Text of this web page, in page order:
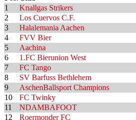
1
Knallgas Strikers
2
Los Cuervos C.F.
3
Halalemania Aachen
4
FVV Bier
5
Aachina
6
1.FC Bierunion West
7
FC Tango
8
SV Barfuss Bethlehem
9
AschenBallsport Champions
10
FC Twinky
11
NDAMBAFOOT
12
Roermonder FC